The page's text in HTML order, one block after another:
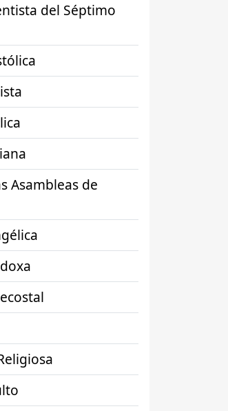
del Séptimo
Asambleas de